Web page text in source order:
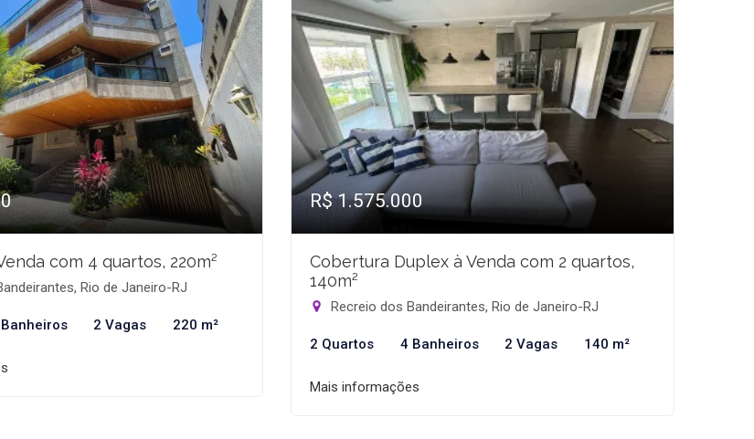
com 4 quartos, 220m²
Rio de Janeiro-RJ
2 Vagas 220 m²
R$ 1.575.000
Cobertura Duplex à Venda com 2 quartos,
140m²
Recreio dos Bandeirantes, Rio de Janeiro-RJ
2 Quartos 4 Banheiros 2 Vagas 140 m²
Mais informações